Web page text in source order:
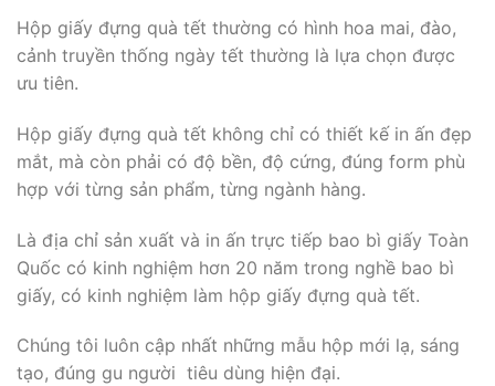
Hộp giấy đựng quà tết thường có hình hoa mai, đào,
cảnh truyền thống ngày tết thường là lựa chọn được
ưu tiên.
Hộp giấy đựng quà tết không chỉ có thiết kế in ấn đẹp
mắt, mà còn phải có độ bền, độ cứng, đúng form phù
hợp với từng sản phẩm, từng ngành hàng.
Là địa chỉ sản xuất và in ấn trực tiếp bao bì giấy Toàn
Quốc có kinh nghiệm hơn 20 năm trong nghề bao bì
giấy, có kinh nghiệm làm hộp giấy đựng quà tết.
Chúng tôi luôn cập nhất những mẫu hộp mới lạ, sáng
tạo, đúng gu người tiêu dùng hiện đại.